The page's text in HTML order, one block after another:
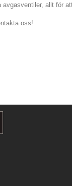
allt för
oss!